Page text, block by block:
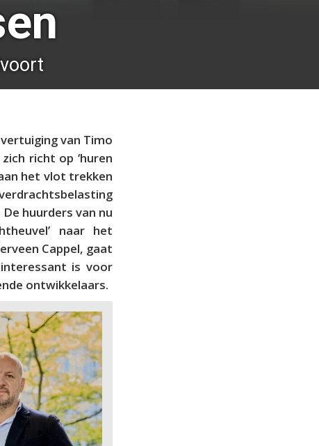
van Timo
richt op ‘huren
het vlot trekken
huurders van nu
naar het
Cappel, gaat
is voor
ontwikkelaars.